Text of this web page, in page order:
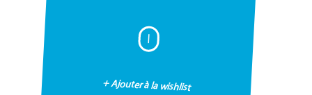
I
+ Ajouter à la wishlist